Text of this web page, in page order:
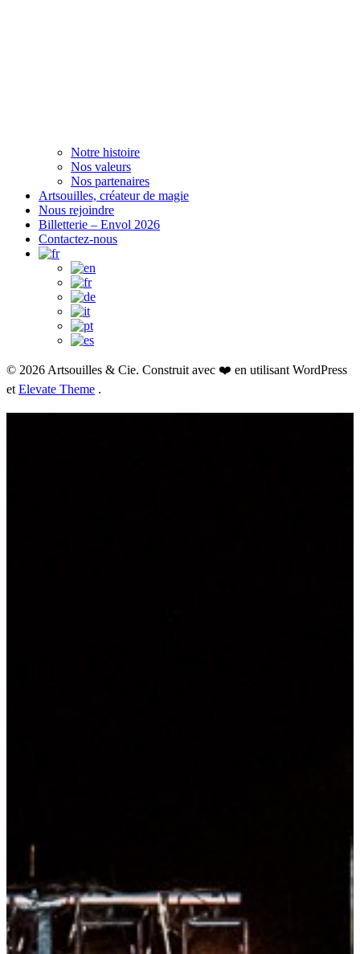
Notre histoire
Nos valeurs
Nos partenaires
Artsouilles, créateur de magie
Nous rejoindre
Billetterie – Envol 2026
Contactez-nous
© 2026 Artsouilles & Cie. Construit avec ❤️ en utilisant WordPress
et Elevate Theme .